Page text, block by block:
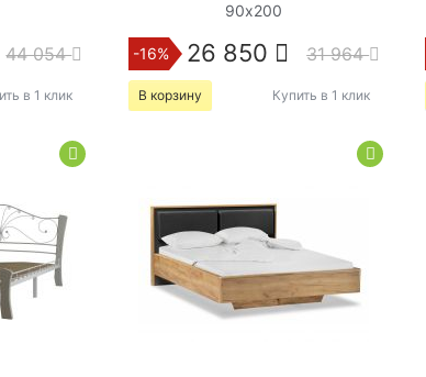
44 054
в 1 клик
90х200
-16% 26 850 31 964
В корзину Купить в 1 клик